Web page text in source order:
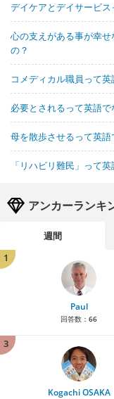
デイケアとデイサービ
心の支えがある事が幸
の？
コメディカル職員って
必要とされるって英語で
母を散歩させるって英語
「リハビリ難民」って
アンカーランキ
週間
1
Paul
回答数： 66
3
Kogachi OSAKA